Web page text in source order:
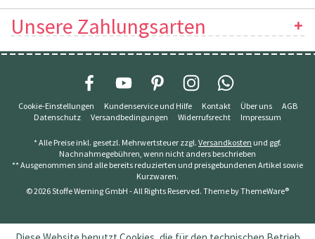
Unsere Zahlungsarten
Cookie-Einstellungen Kundenservice und Hilfe Kontakt Über uns
AGB
Datenschutz
Versandbedingungen Widerrufsrecht Impressum
* Alle Preise inkl. gesetzl. Mehrwertsteuer zzgl. Versandkosten und ggf.
Nachnahmegebühren, wenn nicht anders beschrieben
** Ausgenommen sind alle bereits reduzierten und preisgebundenen Artikel sowie
Kurzwaren.
© 2026 Stoffe Werning GmbH - All Rights Reserved. Theme byThemeWare®